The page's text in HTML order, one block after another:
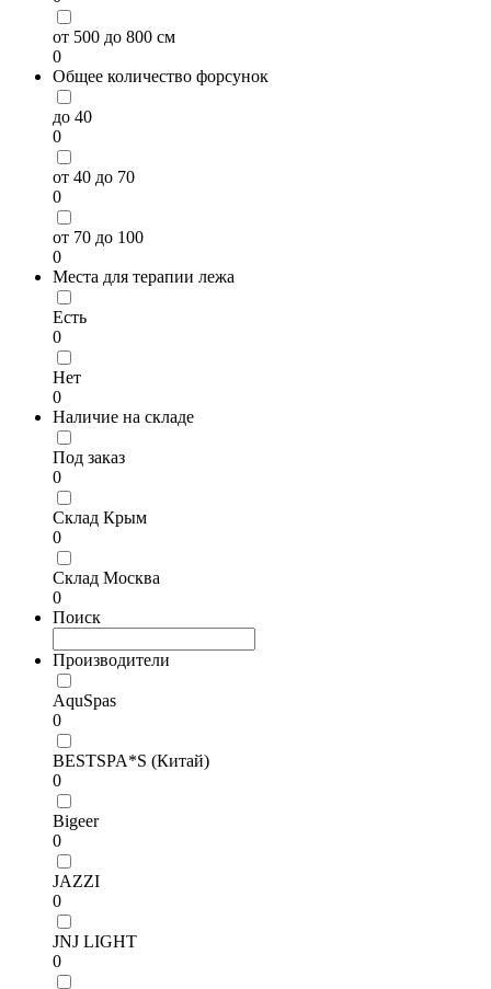
от 500 до 800 см
0
Общее количество форсунок
до 40
0
от 40 до 70
0
от 70 до 100
0
Места для терапии лежа
Есть
0
Нет
0
Наличие на складе
Под заказ
0
Склад Крым
0
Склад Москва
0
Поиск
Производители
AquSpas
0
BESTSPA*S (Китай)
0
Bigeer
0
JAZZI
0
JNJ LIGHT
0